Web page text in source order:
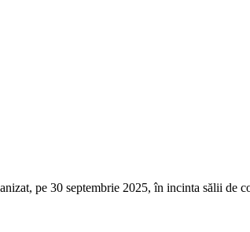
pe 30 septembrie 2025, în incinta sălii de